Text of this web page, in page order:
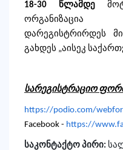
18-30 წლამდე
ორგანიზაცია
დარეგისტრირდეს
გახდეს „აისეკ
სარეგისტრაციო
https://podio.com/
Facebook - https://
საკონტაქტო პირი: